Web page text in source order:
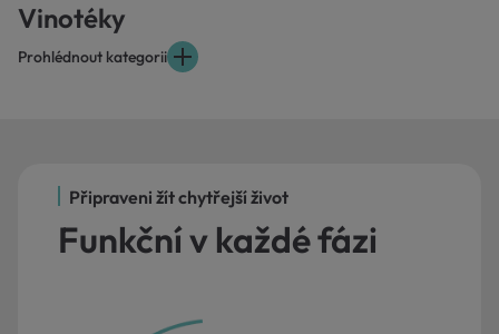
Vinotéky
Prohlédnout kategorii
Připraveni žít chytřejší život
Funkční v každé fázi